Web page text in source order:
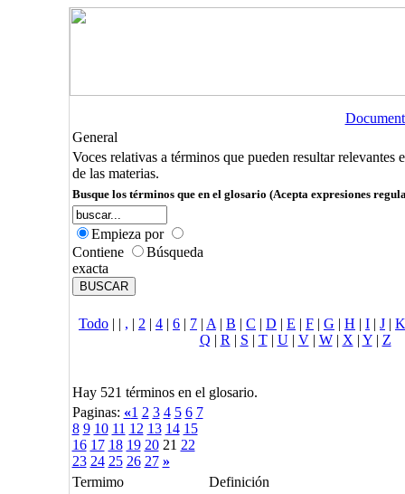
General
Voces relativas a términos que pueden resultar relevantes
de las materias.
Busque los términos que en el glosario (Acepta expresiones
Empieza por
Contiene
Búsqueda
exacta
Todo | | , | 2 | 4 | 6 | 7 | A | B | C | D | E | F | G | H | I | J | K
Q | R | S | T| U| V| W| X | Y| Z
Hay 521 términos en el glosario.
Paginas: «1 2 3 4 5 6 7
8 9 10 11 12 13 14 15
16 17 18 19 2021 22
23 24 25 26 27 »
Termimo
Definición